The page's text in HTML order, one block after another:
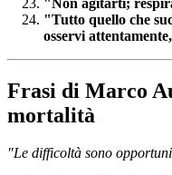
"Tutto quello che
osservi
Frasi di Marco
mortalità
"Le difficoltà sono